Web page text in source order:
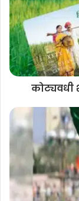
निकाल 95.16 इतका
कॉर्मस विभागाचा
5980 विद्यार्थ्यांनी
तर विज्ञान
व्होकेशनल विभागात
झाले. या विभागाचा
कोट्यवधी